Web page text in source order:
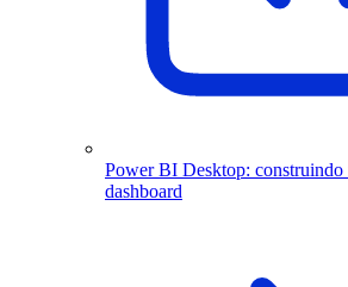
Power BI Desktop: construindo
dashboard